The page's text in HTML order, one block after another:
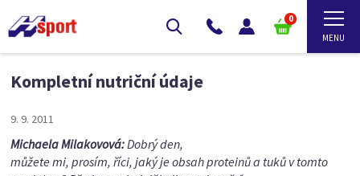
0
Kompletní nutriční údaje
9. 9. 2011
Michaela Milakovová:Dobrý den,
můžete mi, prosím, říci, jaký je obsah proteinů a tuků v tomto